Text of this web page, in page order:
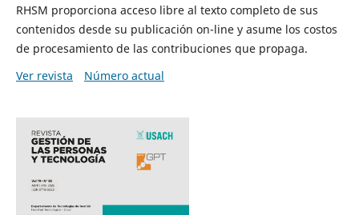
RHSM proporciona acceso libre al texto completo de sus
contenidos desde su publicación on-line y asume los costos
de procesamiento de las contribuciones que propaga.
Ver revista
Número actual